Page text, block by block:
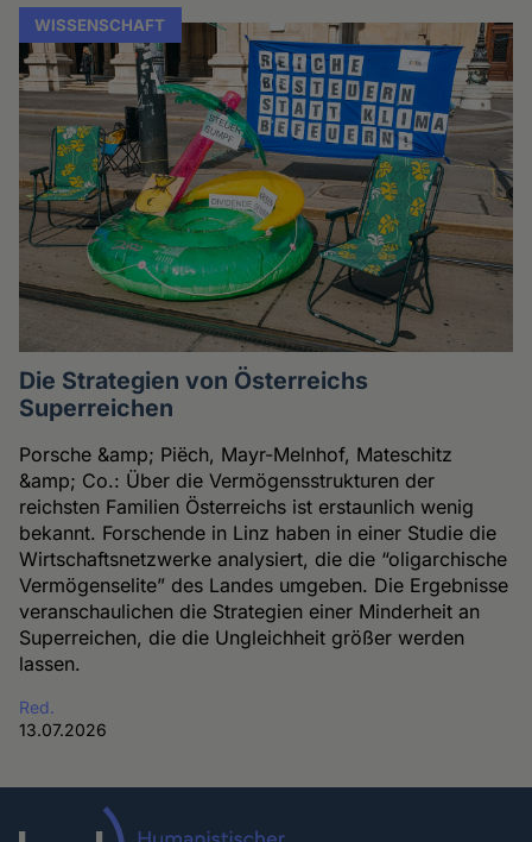
WISSENSCHAFT
Die Strategien von Österreichs
Superreichen
Porsche &amp; Piëch, Mayr-Melnhof, Mateschitz
&amp; Co.: Über die Vermögensstrukturen der
reichsten Familien Österreichs ist erstaunlich wenig
bekannt. Forschende in Linz haben in einer Studie die
Wirtschaftsnetzwerke analysiert, die die “oligarchische
Vermögenselite” des Landes umgeben. Die Ergebnisse
veranschaulichen die Strategien einer Minderheit an
Superreichen, die die Ungleichheit größer werden
lassen.
Red.
13.07.2026